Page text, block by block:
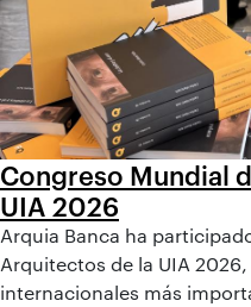
Congreso Mundial
UIA 2026
Arquia Banca ha
Arquitectos de la UIA
internacionales más